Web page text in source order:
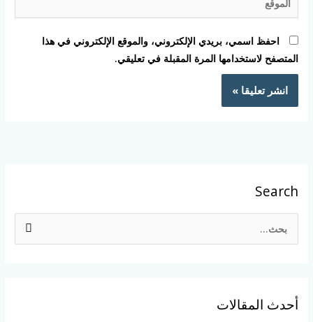
احفظ اسمي، بريدي الإلكتروني، والموقع الإلكتروني في هذا
المتصفح لاستخدامها المرة المقبلة في تعليقي.
Search
ث
أحدث المقالات